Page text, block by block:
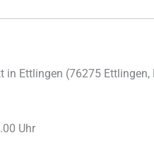
in Ettlingen (76275 Ettlingen,
Uhr